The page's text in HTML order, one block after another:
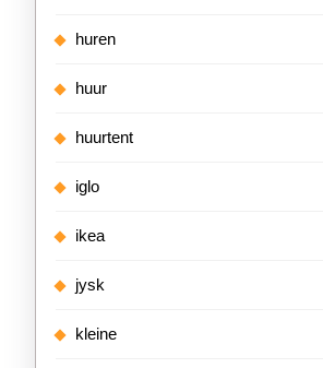
huren
huur
huurtent
iglo
ikea
jysk
kleine